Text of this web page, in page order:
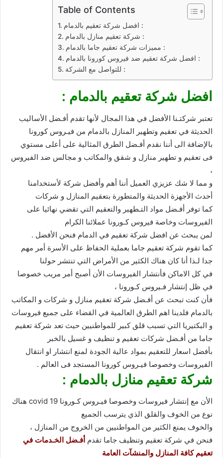
Table of Contents
افضل شركة تعقيم بالدمام :
شركة تعقيم منازل بالدمام :
مميزات شركة تعقيم جاما بالدمام :
افضل شركة تعقيم ضد فيروس كورونا بالدمام :
للتواصل مع الشركة :
افضل شركة تعقيم بالدمام :
تعتبر شركتـنا الأفضل في هذا المجال لأنها تقدم أفـضل الأساليب
الحديثة في تعقيم وتطهير المنازل بالدمام من فيـروس كورونا
بالإضافة الى أننا نقدم أفـضل الطرق المثالية على أعلى مستوي
فى تعقيم و تطهير منازل و شقق والمكاتب و مجالس ضد الفيروس
،
و مما لا شك عزيزي العميل أننا أهم وأفضل شركة لأستخدامنا
أحدث الأجهزة الحديثة والمتطورة بتعقيم المنازل و شركات
كما توفر أفـضل مواد التـطهير والتعقيم التي تقضي نهائيا على
الفيروسات وخاصة فيروس كـورونا عملائنا الكرام
لمن يبحث عن افضل شركة تعقيم في الدمام فنحن الأفضل .
كما تقوم شركة تعقيم جاما بعملية الحفاظ على الأسرة أمر مهم
جدا لـذا أنا كان هناك الكثير من الأمراض التي تنتشر حولنا
في كل الاماكن فأنتشار الفيروسات الأن أصبح أمر مريب خصوصا
في ظل إنتشار فـيروس كـورونا ،
فأن كنت تبحث عن أفـضل شركة تعقيم منازل و شركات و المكاتب
بالدمام فلدينا اهم الطرق العالمية في القضاء على جميع فيروسات
و البكتيريا التي تسبب قلق كبير للمواطنيين حيث تعد شركة تعقيم
جاما من أفـضل شركات تعقيم و تنظيف و غسيل بالخبر
بأفضل اسعار للتعقيم بمواد عالية الجودة لمنع انتشار او انتقال
الفيروسات وخصوصا فيـروس كورونا المستجد فى العالم .
شركة تعقيم منازل بالدمام :
الأن مع إنتشار فيروسات وخصوصا فيـروس كـورونا covid 19 هناك
نوع من الخوف والقلق الذي يترسب الجميع
والخوف يمنع الكثير من المواطنيين من الخروج من المنازل ،
فنحن في شركة تعقيم وتنظيف جاما تقدم أفـضل الخـدمات في
تعقيم كافة المنازل والمنشآت العامة